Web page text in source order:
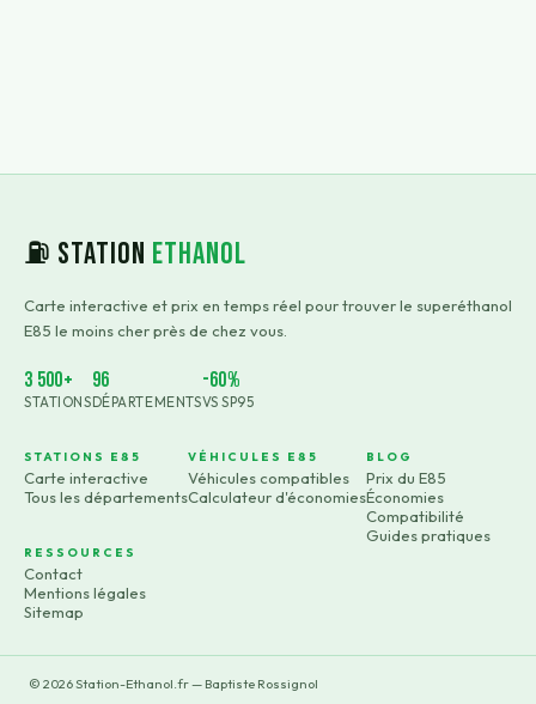
⛽ Station Ethanol
Carte interactive et prix en temps réel pour trouver le superéthanol
E85 le moins cher près de chez vous.
3 500+
STATIONS
96
DÉPARTEMENTS
-60%
VS SP95
STATIONS E85
Carte interactive
Tous les départements
VÉHICULES E85
Véhicules compatibles
Calculateur d'économies
BLOG
Prix du E85
Économies
Compatibilité
Guides pratiques
RESSOURCES
Contact
Mentions légales
Sitemap
© 2026Station-Ethanol.fr — Baptiste Rossignol